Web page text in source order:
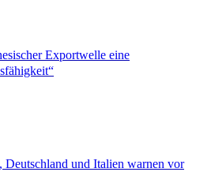
Exportwelle eine
und Italien warnen vor